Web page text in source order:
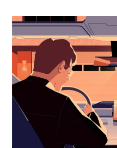
seçmek
aşağı
ok
tuşuna
basın.
Takvimi
kapatmak
için
escape
tuşuna
basın.